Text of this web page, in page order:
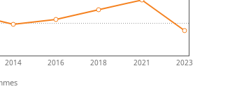
2014 2016 2018 2021 2023